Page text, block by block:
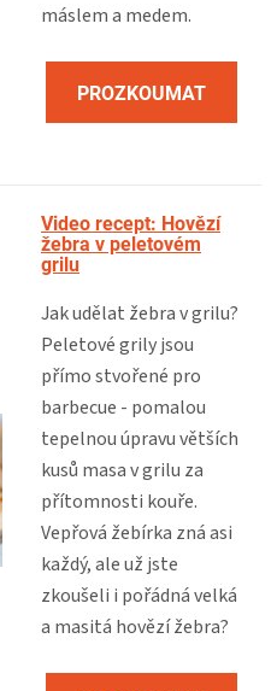
máslem a medem.
PROZKOUMAT
Video recept: Hovězí
žebra v peletovém
grilu
Jak udělat žebra v grilu?
Peletové grily jsou
přímo stvořené pro
barbecue - pomalou
tepelnou úpravu větších
kusů masa v grilu za
přítomnosti kouře.
Vepřová žebírka zná asi
každý, ale už jste
zkoušeli i pořádná velká
a masitá hovězí žebra?